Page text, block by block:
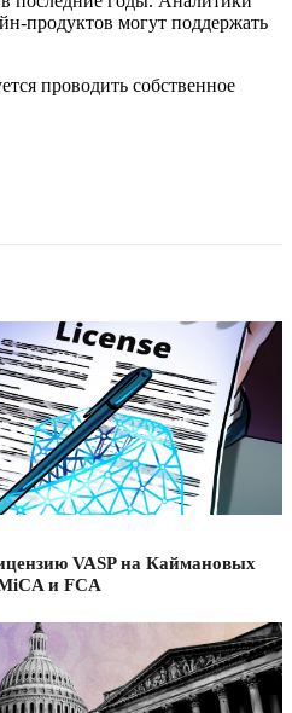
продуктов могут поддержать
проводить собственное
VASP на Каймановых
и FCA